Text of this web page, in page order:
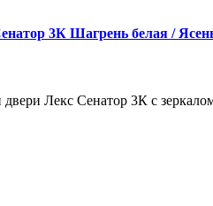
3К Шагрень белая /
Лекс Сенатор 3К с